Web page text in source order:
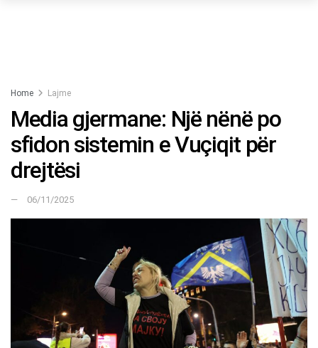
Home Lajme
Media gjermane: Një nënë po
sfidon sistemin e Vuçiqit për
drejtësi
06/11/2025